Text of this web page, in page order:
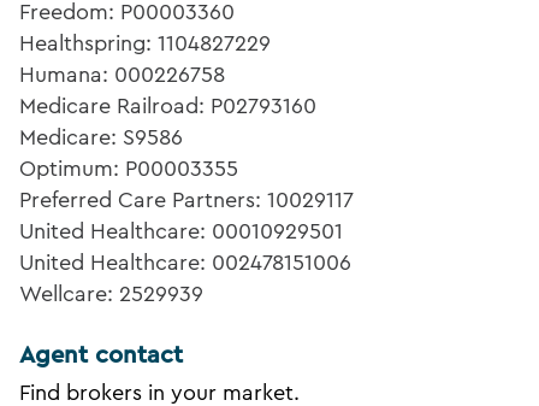
Freedom: P00003360
Healthspring: 1104827229
Humana: 000226758
Medicare Railroad: P02793160
Medicare: S9586
Optimum: P00003355
Preferred Care Partners: 10029117
United Healthcare: 00010929501
United Healthcare: 002478151006
Wellcare: 2529939
Agent contact
Find brokers in your market.